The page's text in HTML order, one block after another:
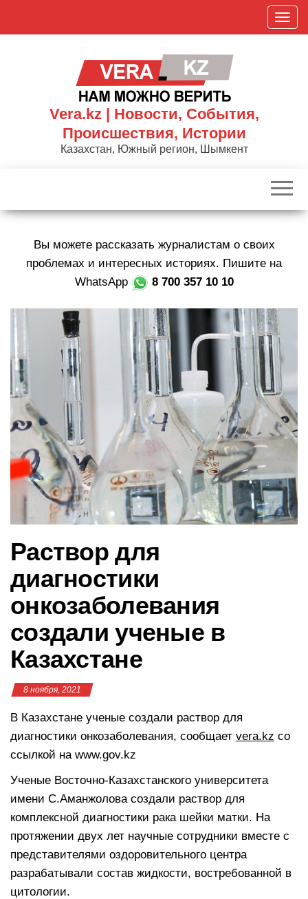
П
о
к
р
а
и
ю
Vera.kz | Новости, События,
Происшествия, Истории
Казахстан, Южный регион, Шымкент
Вы можете рассказать журналистам о своих
проблемах и интересных историях. Пишите на
WhatsApp
8 700 357 10 10
Раствор для
диагностики
онкозаболевания
создали ученые в
Казахстане
8 ноября, 2021
В Казахстане ученые создали раствор для
диагностики онкозаболевания, сообщает vera.kz со
ссылкой на www.gov.kz
Ученые Восточно-Казахстанского университета
имени С.Аманжолова создали раствор для
комплексной диагностики рака шейки матки. На
протяжении двух лет научные сотрудники вместе с
представителями оздоровительного центра
разрабатывали состав жидкости, востребованной в
цитологии.